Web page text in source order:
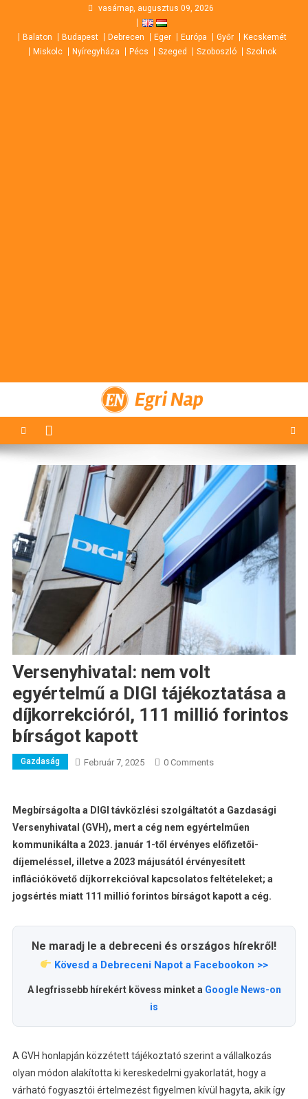
content
vasárnap, augusztus 09, 2026
Balaton Budapest Debrecen Eger Európa Győr
Kecskemét
Miskolc
Nyíregyháza Pécs Szeged Szoboszló Szolnok
Egri Nap
Versenyhivatal: nem volt
egyértelmű a DIGI tájékoztatása a
díjkorrekcióról, 111 millió forintos
bírságot kapott
Gazdaság Február 7, 2025 0 Comments
Megbírságolta a DIGI távközlési szolgáltatót a Gazdasági
Versenyhivatal (GVH), mert a cég nem egyértelműen
kommunikálta a 2023. január 1-től érvényes előfizetői-
díjemeléssel, illetve a 2023 májusától érvényesített
inflációkövető díjkorrekcióval kapcsolatos feltételeket; a
jogsértés miatt 111 millió forintos bírságot kapott a cég.
Ne maradj le a debreceni és országos hírekről!
Kövesd a Debreceni Napot a Facebookon >>
A legfrissebb hírekért kövess minket a Google News-on
is
A GVH honlapján közzétett tájékoztató szerint a vállalkozás
olyan módon alakította ki kereskedelmi gyakorlatát, hogy a
várható fogyasztói értelmezést figyelmen kívül hagyta, akik így